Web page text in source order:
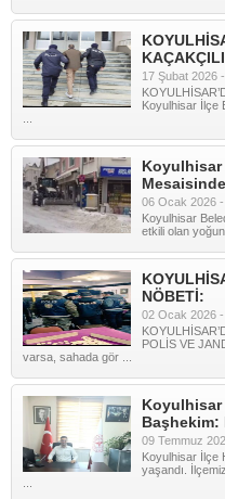
17 Şubat 2026 -
Koyulhisar İlçe
Koyulhisar
06 Ocak 2026 -
Koyulhisar
etkili olan yoğun
NÖBETİ:
02 Ocak 2026 -
POLİS VE
varsa, sahada gör ...
Koyulhisar
Başhekim:
09 Temmuz
Koyulhisar İlçe
yaşandı.